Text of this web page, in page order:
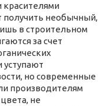
красителями
получить необычный,
в строительном
за счет
уступают
но современные
производителям
не